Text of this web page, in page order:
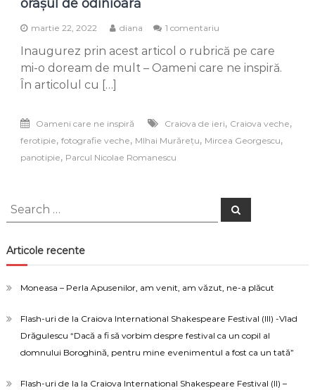
orașul de odinioară
martie 22, 2022 diana 1 comentariu
de
ieri”
în
orașul
Inaugurez prin acest articol o rubrică pe care
mi-o doream de mult – Oameni care ne inspiră.
În articolul cu […]
Oameni care ne inspiră Craiova de ieri, Craiova veche,
ferotipie, fotografie veche, MIhai Murărețu, Mircea Georgescu,
panotipie, Parcul Nicolae Romanescu
Search
for:
Search
Articole recente
Moneasa – Perla Apusenilor, am venit, am văzut, ne-a plăcut
Flash-uri de la Craiova International Shakespeare Festival (III) -Vlad
Drăgulescu “Dacă a fi să vorbim despre festival ca un copil al
domnului Boroghină, pentru mine evenimentul a fost ca un tată”
Flash-uri de la la Craiova International Shakespeare Festival (II) –